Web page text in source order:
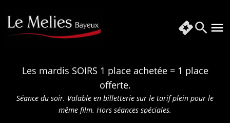
Les mardis SOIRS 1 place achetée = 1 place
offerte.
Séance du soir. Valable en billetterie sur le tarif plein pour le
même film. Hors séances spéciales.